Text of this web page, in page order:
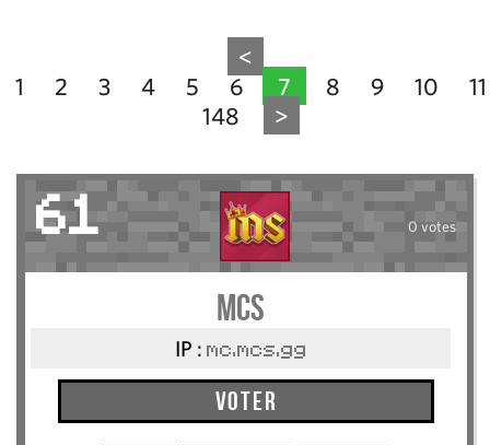
<
1
2 3 4 5 6 7 8 9 10
11
148
>
61 0 votes
mcs
IP : mc.mcs.gg
Voter